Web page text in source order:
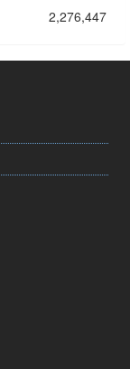
2,276,447